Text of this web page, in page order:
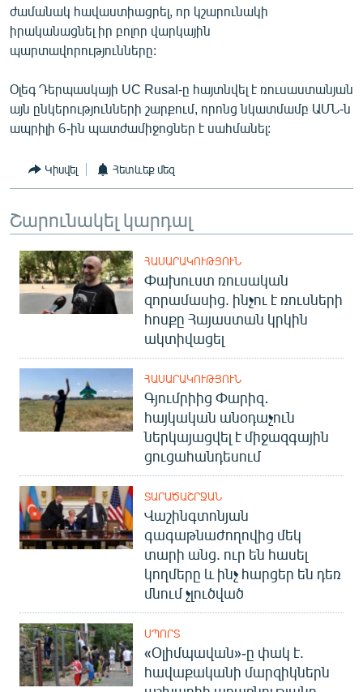
Русский
ՀԵՏԵՎԵՔ ՄԵԶ
«Ազատության» բոլոր կայքերը
ժամանակ հավաստիացրել, որ կշարունակի
իրականացնել իր բոլոր վարկային
պարտավորությունները:
Օլեգ Դերպասկայի UC Rusal-ը հայտնվել է ռուսաստանյան
այն ընկերությունների շարքում, որոնց նկատմամբ ԱՄՆ-ն
ապրիլի 6-ին պատժամիջոցներ է սահմանել:
Կիսվել Հետևեք մեզ
Շարունակել կարդալ
ՀԱՍԱՐԱԿՈՒԹՅՈՒՆ
Փախուստ ռուսական
զորամասից. ինչու է ռուսների
հոսքը Հայաստան կրկին
ակտիվացել
ՀԱՍԱՐԱԿՈՒԹՅՈՒՆ
Գյումրիից Փարիզ․
հայկական անօդաչուն
ներկայացվել է միջազգային
ցուցահանդեսում
ՏԱՐԱԾԱՇՐՋԱՆ
Վաշինգտոնյան
գագաթնաժողովից մեկ
տարի անց. ուր են հասել
կողմերը և ինչ հարցեր են դեռ
մնում չլուծված
ՍՊՈՐՏ
«Օլիմպավան»-ը փակ է.
հավաքականի մարզիկներն